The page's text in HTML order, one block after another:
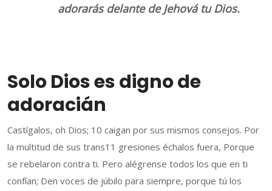
adorarás delante de Jehová tu Dios.
Solo Dios es digno de
adoracián
Castígalos, oh Dios; 10 caigan por sus mismos consejos. Por
la multitud de sus trans11 gresiones échalos fuera, Porque
se rebelaron contra ti. Pero alégrense todos los que en ti
confían; Den voces de júbilo para siempre, porque tú los